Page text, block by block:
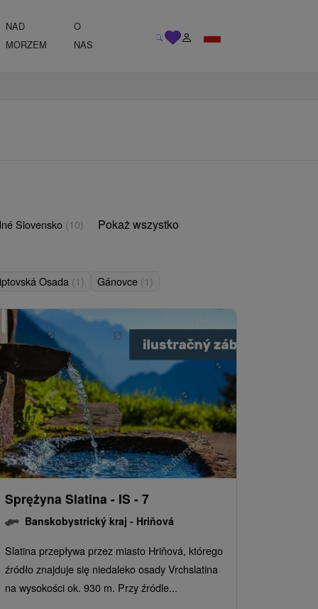
NAD
MORZEM
O
NAS
Slovensko (10) Pokaż wszystko
Osada (1) Gánovce (1)
Sprężyna Slatina - IS - 7
Banskobystrický kraj - Hriňová
Slatina przepływa przez miasto Hriňová, którego
źródło znajduje się niedaleko osady Vrchslatina
na wysokości ok. 930 m. Przy źródle...